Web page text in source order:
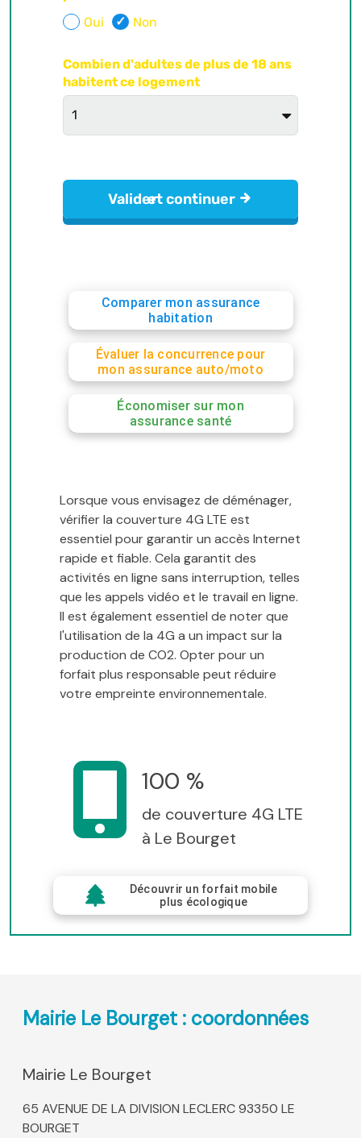
Comparer mon assurance
habitation
Évaluer la concurrence pour
mon assurance auto/moto
Économiser sur mon
assurance santé
Lorsque vous envisagez de déménager,
vérifier la couverture 4G LTE est
essentiel pour garantir un accès Internet
rapide et fiable. Cela garantit des
activités en ligne sans interruption, telles
que les appels vidéo et le travail en ligne.
Il est également essentiel de noter que
l'utilisation de la 4G a un impact sur la
production de CO2. Opter pour un
forfait plus responsable peut réduire
votre empreinte environnementale.
100 %
de couverture 4G LTE
à Le Bourget
Découvrir un forfait mobile
plus écologique
Mairie Le Bourget : coordonnées
Mairie Le Bourget
65 AVENUE DE LA DIVISION LECLERC 93350 LE
BOURGET